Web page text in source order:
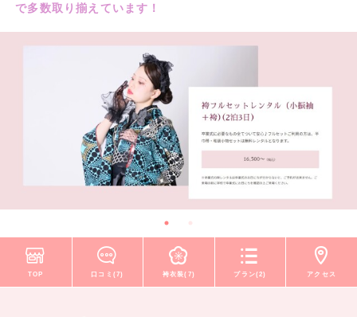
で多数取り揃えています！
TOP 口コミ(7) 袴衣装(7) プラン(2) アクセス